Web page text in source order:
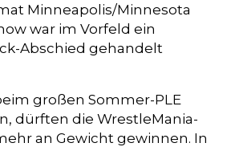
Minneapolis/Minnesota
war im Vorfeld ein
Abschied gehandelt
großen Sommer-PLE
dürften die WrestleMania-
an Gewicht gewinnen. In